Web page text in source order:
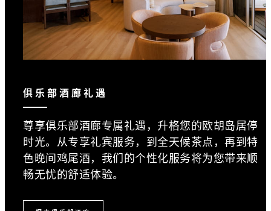
俱乐部酒廊礼遇
尊享俱乐部酒廊专属礼遇，升格您的欧胡岛居停
时光。从专享礼宾服务，到全天候茶点，再到特
色晚间鸡尾酒，我们的个性化服务将为您带来顺
畅无忧的舒适体验。